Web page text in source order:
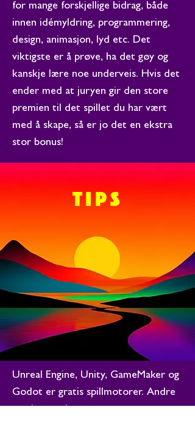
for mange forskjellige bidrag, både
innen idémyldring, programmering,
design, animasjon, lyd etc. Det
viktigste er å prøve, ha det gøy og
kanskje lære noe underveis. Hvis det
ender med at juryen gir den store
premien til det spillet du har vært
med å skape, så er jo det en ekstra
stor bonus!
TIPS
Unreal Engine, Unity, GameMaker og
Godot er gratis spillmotorer. Andre